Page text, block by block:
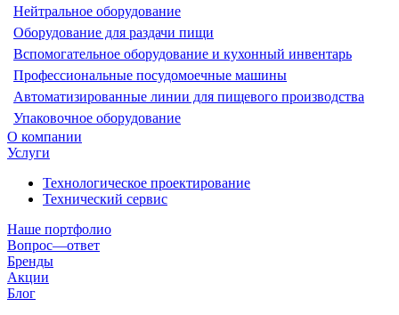
Нейтральное оборудование
Оборудование для раздачи пищи
Вспомогательное оборудование и кухонный инвентарь
Профессиональные посудомоечные машины
Автоматизированные линии для пищевого производства
Упаковочное оборудование
О компании
Услуги
Технологическое проектирование
Технический сервис
Наше портфолио
Вопрос—ответ
Бренды
Акции
Блог